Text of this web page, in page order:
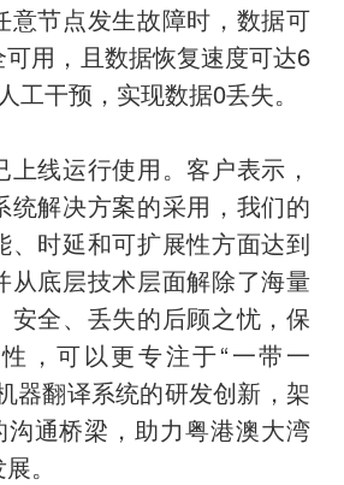
意节点发生故障时，数据可
用，且数据恢复速度可达6
工干预，实现数据0丢失。
上线运行使用。客户表示，
统解决方案的采用，我们的
、时延和可扩展性方面达到
从底层技术层面解除了海量
安全、丢失的后顾之忧，保
，可以更专注于“一带一
器翻译系统的研发创新，架
沟通桥梁，助力粤港澳大湾
。